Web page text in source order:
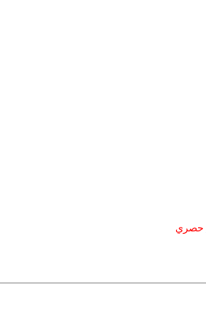
حصري